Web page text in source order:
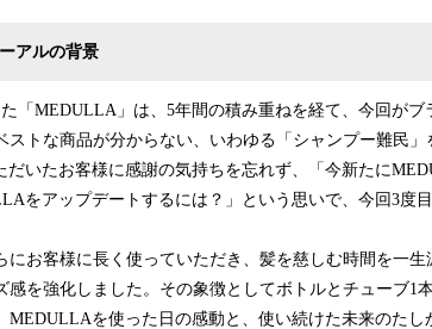
アルの背景
「MEDULLA」は、5年間の積み重ねを経て、今回が
ストな商品が分からない、いわゆる「シャンプー難民
いたお客様に感謝の気持ちを忘れず、「今新たに
をアップデートするには？」という思いで、今回3度
にお客様に長く使っていただき、髪を慈しむ時間を一
感を強化しました。その象徴としてボトルとチューブ1
MEDULLAを使った日の感動と、使い続けた未来のたし